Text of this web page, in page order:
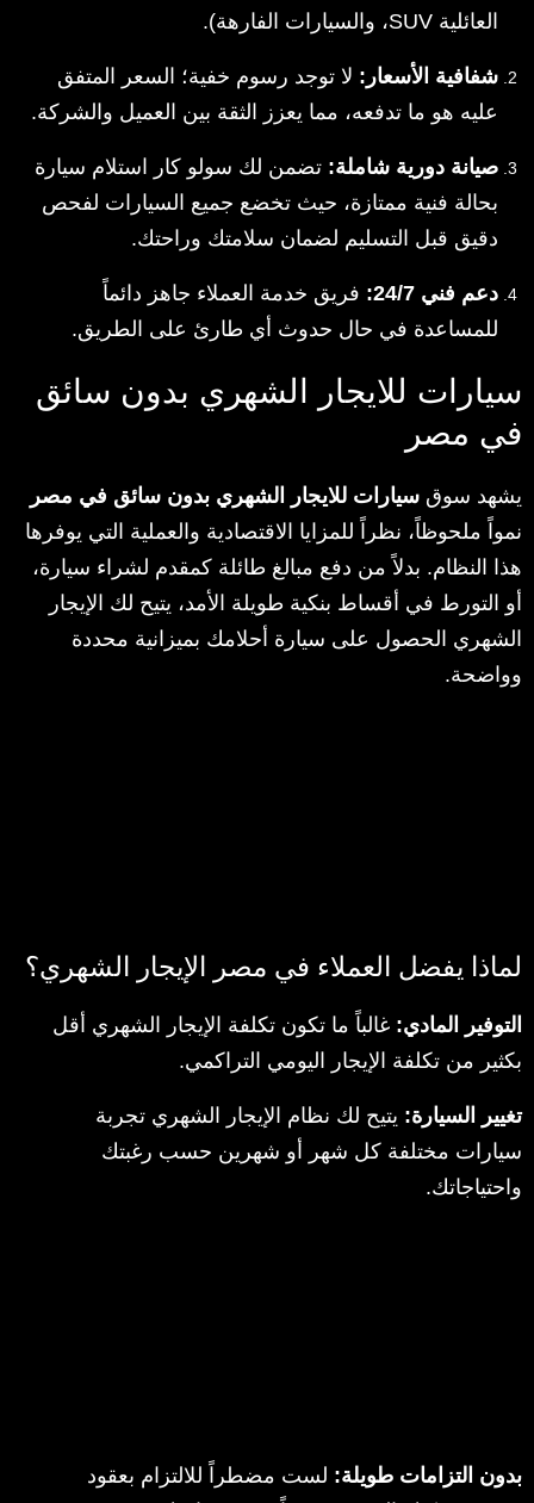
العائلية SUV، والسيارات الفارهة).
شفافية الأسعار: لا توجد رسوم خفية؛ السعر المتفق
عليه هو ما تدفعه، مما يعزز الثقة بين العميل والشركة.
صيانة دورية شاملة: تضمن لك سولو كار استلام سيارة
بحالة فنية ممتازة، حيث تخضع جميع السيارات لفحص
دقيق قبل التسليم لضمان سلامتك وراحتك.
دعم فني 24/7:
فريق خدمة العملاء جاهز دائماً
للمساعدة في حال حدوث أي طارئ على الطريق.
سيارات للايجار الشهري بدون سائق
في مصر
يشهد سوق سيارات للايجار الشهري بدون سائق في مصر
نمواً ملحوظاً، نظراً للمزايا الاقتصادية والعملية التي يوفرها
هذا النظام. بدلاً من دفع مبالغ طائلة كمقدم لشراء سيارة،
أو التورط في أقساط بنكية طويلة الأمد، يتيح لك الإيجار
الشهري الحصول على سيارة أحلامك بميزانية محددة
وواضحة.
لماذا يفضل العملاء في مصر الإيجار الشهري؟
التوفير المادي: غالباً ما تكون تكلفة الإيجار الشهري أقل
بكثير من تكلفة الإيجار اليومي التراكمي.
تغيير السيارة: يتيح لك نظام الإيجار الشهري تجربة
سيارات مختلفة كل شهر أو شهرين حسب رغبتك
واحتياجاتك.
بدون التزامات طويلة: لست مضطراً للالتزام بعقود